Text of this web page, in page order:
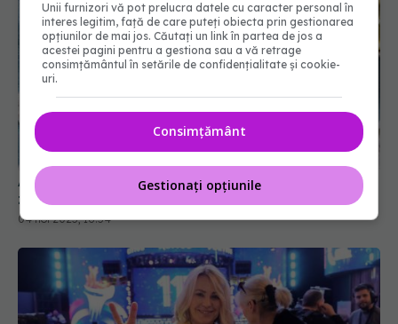
Adevărul despre micul dejun. Mitul care a rezistat
zeci de ani, spulberat de știință
04 noi 2025, 16:54
Unii furnizori vă pot prelucra datele cu caracter personal în
interes legitim, față de care puteți obiecta prin gestionarea
opțiunilor de mai jos. Căutați un link în partea de jos a
acestei pagini pentru a gestiona sau a vă retrage
consimțământul în setările de confidențialitate și cookie-
uri.
Consimțământ
Gestionați opțiunile